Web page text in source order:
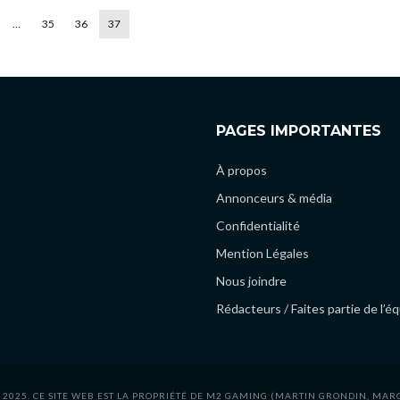
… 35 36 37
PAGES IMPORTANTES
À propos
Annonceurs & média
Confidentialité
Mention Légales
Nous joindre
Rédacteurs / Faites partie de
CE SITE WEB EST LA PROPRIÉTÉ DE M2 GAMING (MARTIN GRONDIN,